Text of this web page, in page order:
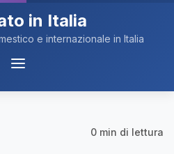
in Italia
e internazionale in Italia
Menu
0 min di lettura